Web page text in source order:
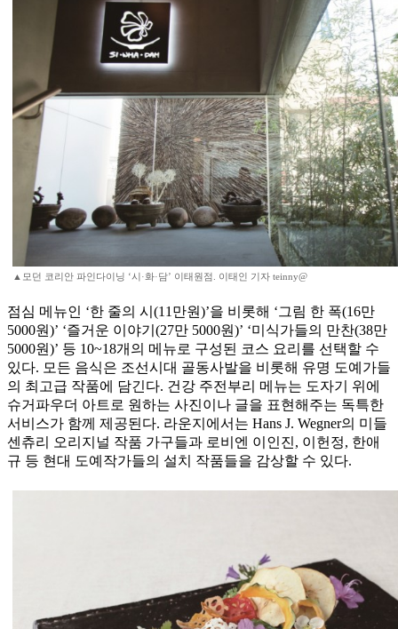
▲모던 코리안 파인다이닝 ‘시·화·담’ 이태원점. 이태인 기자 teinny@
점심 메뉴인 ‘한 줄의 시(11만원)’을 비롯해 ‘그림 한 폭(16만
5000원)’ ‘즐거운 이야기(27만 5000원)’ ‘미식가들의 만찬(38만
5000원)’ 등 10~18개의 메뉴로 구성된 코스 요리를 선택할 수
있다. 모든 음식은 조선시대 골동사발을 비롯해 유명 도예가들
의 최고급 작품에 담긴다. 건강 주전부리 메뉴는 도자기 위에
슈거파우더 아트로 원하는 사진이나 글을 표현해주는 독특한
서비스가 함께 제공된다. 라운지에서는 Hans J. Wegner의 미들
센츄리 오리지널 작품 가구들과 로비엔 이인진, 이헌정, 한애
규 등 현대 도예작가들의 설치 작품들을 감상할 수 있다.